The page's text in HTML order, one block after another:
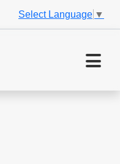
Select Language ▼